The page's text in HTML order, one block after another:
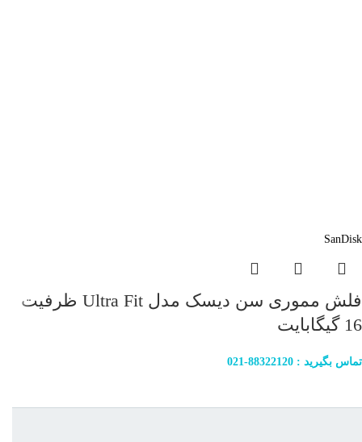
SanDisk
فلش مموری سن دیسک مدل Ultra Fit ظرفیت
16 گیگابایت
تماس بگیرید : 88322120-021